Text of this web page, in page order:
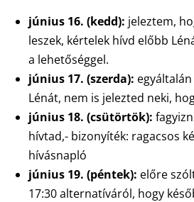
június 16. (kedd): jeleztem,
leszek, kértelek hívd előbb
a lehetőséggel.
június 17. (szerda):
Lénát, nem is jelezted neki,
június 18. (csütörtök):
hívtad,- bizonyíték: ragacsos
hívásnapló
június 19. (péntek): előre
17:30 alternatíváról, hogy